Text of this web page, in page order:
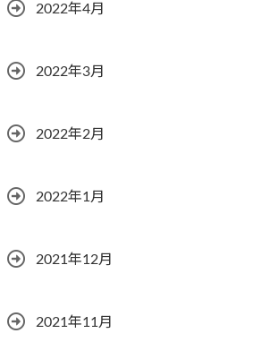
2022年4月
2022年3月
2022年2月
2022年1月
2021年12月
2021年11月